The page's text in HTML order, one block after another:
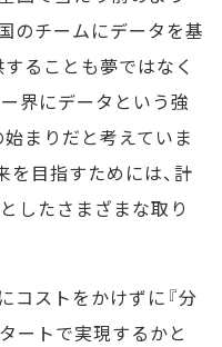
のチームにデータを基
ることも夢ではなく
界にデータという強
まりだと考えていま
を目指すためには、計
したさまざまな取り
コストをかけずに『分
ートで実現するかと